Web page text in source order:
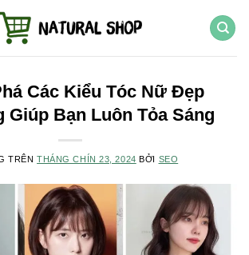
Các Kiểu Tóc Nữ Đẹp
Giúp Bạn Luôn Tỏa Sáng
TRÊNTHÁNG CHÍN 23, 2024 BỞI SEO